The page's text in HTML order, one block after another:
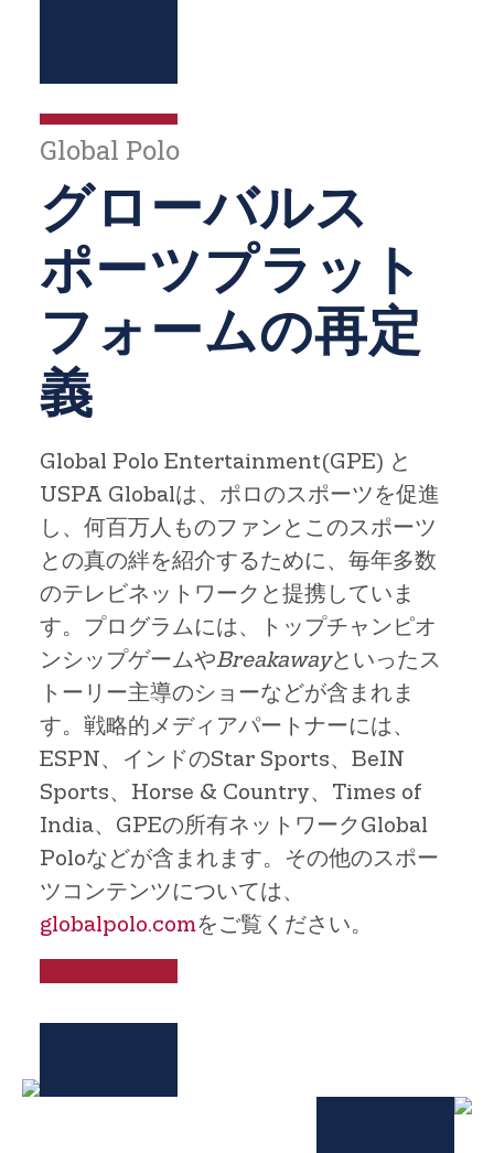
Global Polo
グローバルス
ポーツプラット
フォームの再定
義
Global Polo Entertainment(GPE) と
USPA Globalは、ポロのスポーツを促進
し、何百万人ものファンとこのスポーツ
との真の絆を紹介するために、毎年多数
のテレビネットワークと提携していま
す。プログラムには、トップチャンピオ
ンシップゲームやBreakawayといったス
トーリー主導のショーなどが含まれま
す。戦略的メディアパートナーには、
ESPN、インドのStar Sports、BeIN
Sports、Horse & Country、Times of
India、GPEの所有ネットワークGlobal
Poloなどが含まれます。その他のスポー
ツコンテンツについては、
globalpolo.comをご覧ください。